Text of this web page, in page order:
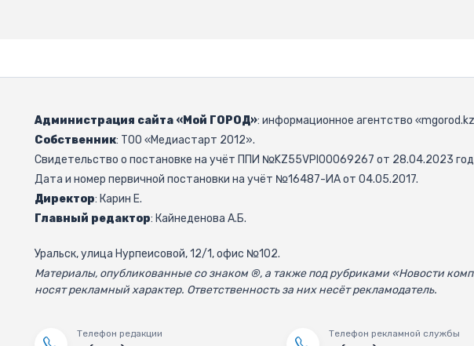
Администрация сайта «Мой ГОРОД»: информационное агентство
Собственник: ТОО «Медиастарт 2012».
Свидетельство о постановке на учёт ППИ №KZ55VPI00069267 от 28.04.2023
Дата и номер первичной постановки на учёт №16487-ИА от 04.05.2017.
Директор: Карин Е.
Главный редактор: Кайнеденова А.Б.
Уральск, улица Нурпеисовой, 12/1, офис №102.
Материалы, опубликованные со знаком ®, а также под рубриками «Новости
носят рекламный характер. Ответственность за них несёт рекламодатель.
Телефон редакции Телефон рекламной службы